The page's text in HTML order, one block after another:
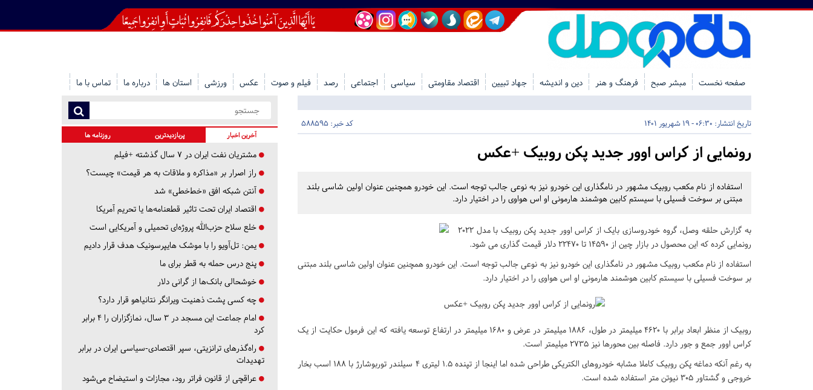
صفحه نخست مبشر صبح فرهنگ و هنر دین و اندیشه جهاد تبیین اقتصاد مقاومتی سیاسی اجتماعی رصد فیلم و صوت عکس ورزشی استان ها درباره ما تماس با ما
تاریخ انتشار: 06:30 - 19 شهریور 1401 کد خبر: 588595
رونمایی از کراس اوور جدید پکن روبیک +عکس
استفاده از نام مکعب روبیک مشهور در نامگذاری این خودرو نیز به نوعی جالب توجه است. این خودرو همچنین عنوان اولین شاسی بلند
مبتنی بر سوخت فسیلی با سیستم کابین هوشمند هارمونی او اس هواوی را در اختیار دارد.
به گزارش حلقه وصل، گروه خودروسازی بایک از کراس اوور جدید پکن روبیک با مدل ۲۰۲۲
رونمایی کرده که این محصول در بازار چین از ۱۴۵۹۰ تا ۲۲۴۷۰ دلار قیمت گذاری می شود.
استفاده از نام مکعب روبیک مشهور در نامگذاری این خودرو نیز به نوعی جالب توجه است. این خودرو همچنین عنوان اولین شاسی بلند مبتنی
بر سوخت فسیلی با سیستم کابین هوشمند هارمونی او اس هواوی را در اختیار دارد.
روبیک از منظر ابعاد برابر با ۴۶۲۰ میلیمتر در طول، ۱۸۸۶ میلیمتر در عرض و ۱۶۸۰ میلیمتر در ارتفاع توسعه یافته که این فرمول حکایت از یک
کراس اوور جمع و جور دارد. فاصله بین محورها نیز ۲۷۳۵ میلیمتر است.
به رغم آنکه دماغه پکن روبیک کاملا مشابه خودروهای الکتریکی طراحی شده اما اینجا از تپنده ۱.۵ لیتری ۴ سیلندر توربوشارژ با ۱۸۸ اسب بخار
خروجی و گشتاور ۳۰۵ نیوتن متر استفاده شده است.
آخرین اخبار پربازدیدترین روزنامه ها
مشتریان نفت ایران در ۷ سال گذشته +فیلم
راز اصرار بر «مذاکره و ملاقات به هر قیمت» چیست؟
آنتن شبکه افق «خط‌خطی» شد
اقتصاد ایران تحت تاثیر قطعنامه‌ها یا تحریم‌ آمریکا
خلع سلاح حزب‌الله پروژه‌ای تحمیلی و آمریکایی است
یمن: تل‌آویو را با موشک هایپرسونیک هدف قرار دادیم
پنج درس‌ حمله به قطر برای ما
خوشحالی بانک‌ها از گرانی دلار
چه کسی پشت ذهنیت ویرانگر نتانیاهو قرار دارد؟
امام جماعت این مسجد در ۳ سال، نمازگزاران را ۴ برابر
کرد
راه‌گذرهای ترانزیتی، سپر اقتصادی-سیاسی ایران در برابر
تهدیدات
عراقچی از قانون فراتر رود، مجازات و استیضاح می‌شود